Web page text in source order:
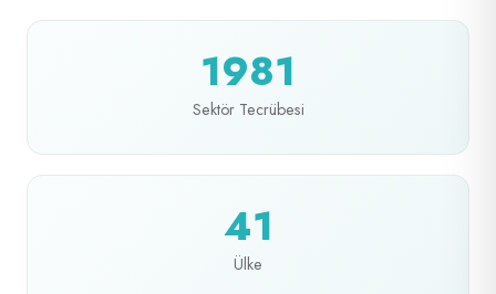
1981
Sektör Tecrübesi
41
Ülke